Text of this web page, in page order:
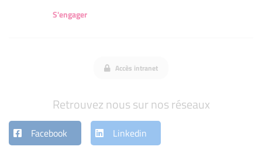
S'engager
Accès intranet
Retrouvez nous sur nos réseaux
Facebook Linkedin